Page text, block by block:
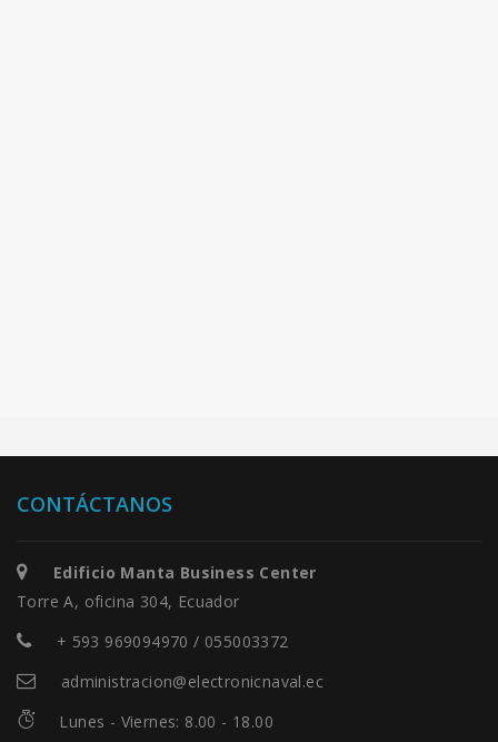
CONTÁCTANOS
Edificio Manta Business Center
Torre A, oficina 304, Ecuador
+ 593 969094970 / 055003372
administracion@electronicnaval.ec
Lunes - Viernes: 8.00 - 18.00